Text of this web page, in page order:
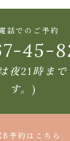
話でのご予約
45-
夜21時ま
す。)
予約はこちら